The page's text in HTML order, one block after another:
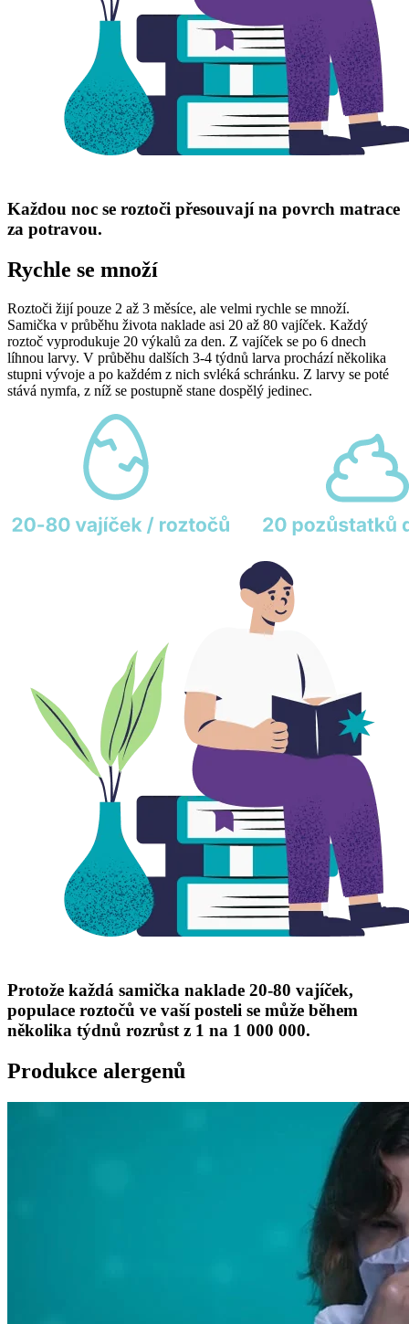
Každou noc se roztoči přesouvají na povrch matrace
za potravou.
Rychle se množí
Roztoči žijí pouze 2 až 3 měsíce, ale velmi rychle se množí.
Samička v průběhu života naklade asi 20 až 80 vajíček. Každý
roztoč vyprodukuje 20 výkalů za den. Z vajíček se po 6 dnech
líhnou larvy. V průběhu dalších 3-4 týdnů larva prochází několika
stupni vývoje a po každém z nich svléká schránku. Z larvy se poté
stává nymfa, z níž se postupně stane dospělý jedinec.
Protože každá samička naklade 20-80 vajíček,
populace roztočů ve vaší posteli se může během
několika týdnů rozrůst z 1 na 1 000 000.
Produkce alergenů